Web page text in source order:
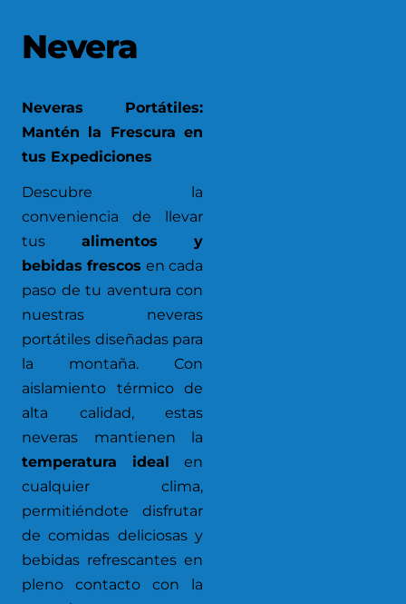
Nevera
Neveras Portátiles:
Mantén la Frescura en
tus Expediciones
Descubre la
conveniencia de llevar
tus alimentos y
bebidas frescos en cada
paso de tu aventura con
nuestras neveras
portátiles diseñadas para
la montaña. Con
aislamiento térmico de
alta calidad, estas
neveras mantienen la
temperatura ideal en
cualquier clima,
permitiéndote disfrutar
de comidas deliciosas y
bebidas refrescantes en
pleno contacto con la